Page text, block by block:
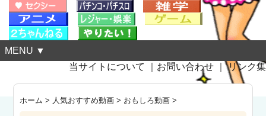
MENU ▼
当サイトについて
お問い合わせ ｜リンク集
ホーム > 人気おすすめ動画 > おもしろ動画 >